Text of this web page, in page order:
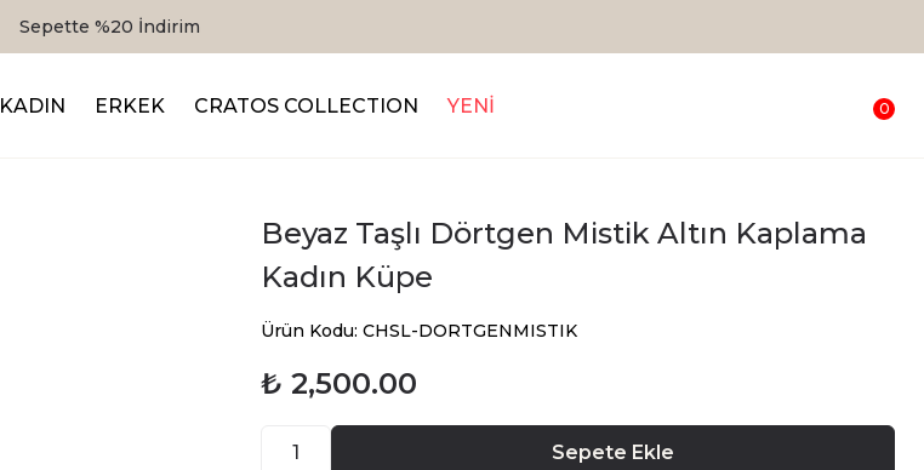
Sepette %20 İndirim
KADIN ERKEK CRATOS COLLECTION YENİ 0
Beyaz Taşlı Dörtgen Mistik Altın Kaplama
Kadın Küpe
Ürün Kodu: CHSL-DORTGENMISTIK
₺ 2,500.00
Sepete Ekle